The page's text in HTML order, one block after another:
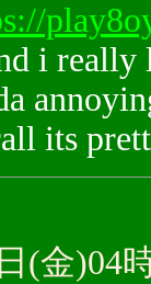
i
its
(金)04